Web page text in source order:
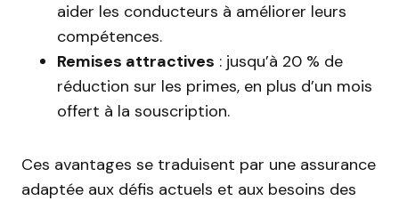
aider les conducteurs à améliorer leurs
compétences.
Remises attractives : jusqu’à 20 % de
réduction sur les primes, en plus d’un mois
offert à la souscription.
Ces avantages se traduisent par une assurance
adaptée aux défis actuels et aux besoins des